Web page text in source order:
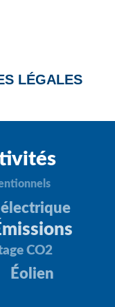
LÉGALES
CO2
Éolien